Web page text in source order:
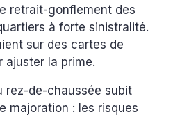
retrait-gonflement des
à forte sinistralité.
sur des cartes de
ajuster la prime.
rez-de-chaussée subit
majoration : les risques